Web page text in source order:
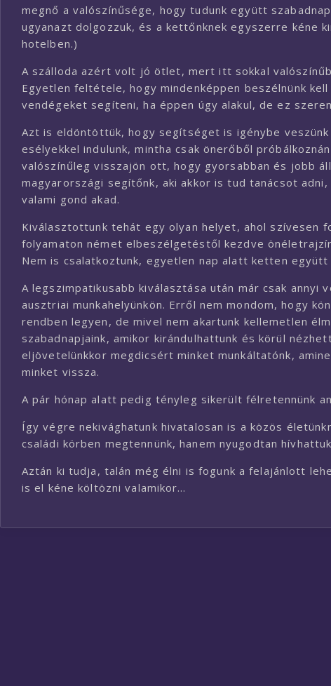
megnő a valószínűsége, hogy tudunk együtt
ugyanazt dolgozzuk, és a kettőnknek egyszerre kéne
hotelben.)
A szálloda azért volt jó ötlet, mert itt sokkal
Egyetlen feltétele, hogy mindenképpen beszélnünk
vendégeket segíteni, ha éppen úgy alakul, de ez
Azt is eldöntöttük, hogy segítséget is igénybe veszünk
esélyekkel indulunk, mintha csak önerőből
valószínűleg visszajön ott, hogy gyorsabban és jobb
magyarországi segítőnk, aki akkor is tud tanácsot
valami gond akad.
Kiválasztottunk tehát egy olyan helyet, ahol szívesen
folyamaton német elbeszélgetéstől kezdve
Nem is csalatkoztunk, egyetlen nap alatt ketten
A legszimpatikusabb kiválasztása után már csak
ausztriai munkahelyünkön. Erről nem mondom, hogy
rendben legyen, de mivel nem akartunk kellemetlen
szabadnapjaink, amikor kirándulhattunk és körül
eljövetelünkkor megdicsért minket munkáltatónk,
minket vissza.
A pár hónap alatt pedig tényleg sikerült félretennünk
Így végre nekivághatunk hivatalosan is a közös
családi körben megtennünk, hanem nyugodtan
Aztán ki tudja, talán még élni is fogunk a felajánlott
is el kéne költözni valamikor…